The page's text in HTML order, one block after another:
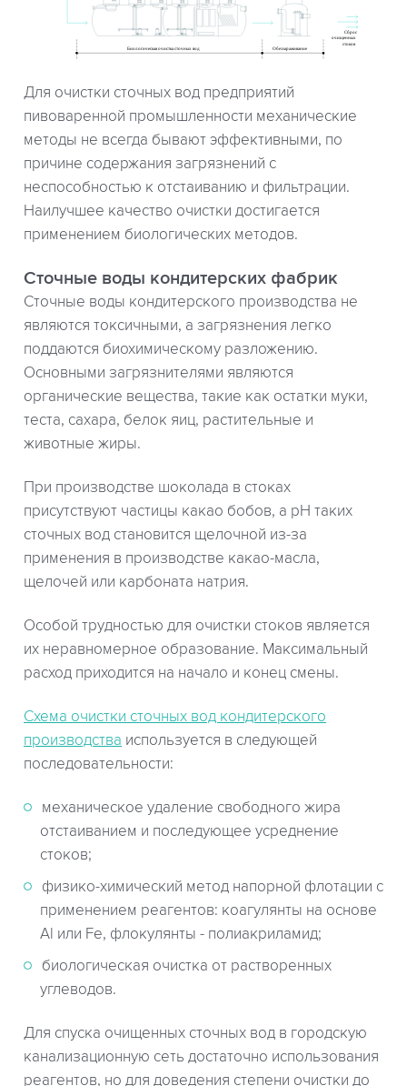
Для очистки сточных вод предприятий
пивоваренной промышленности механические
методы не всегда бывают эффективными, по
причине содержания загрязнений с
неспособностью к отстаиванию и фильтрации.
Наилучшее качество очистки достигается
применением биологических методов.
Сточные воды кондитерских фабрик
Сточные воды кондитерского производства не
являются токсичными, а загрязнения легко
поддаются биохимическому разложению.
Основными загрязнителями являются
органические вещества, такие как остатки муки,
теста, сахара, белок яиц, растительные и
животные жиры.
При производстве шоколада в стоках
присутствуют частицы какао бобов, а рН таких
сточных вод становится щелочной из-за
применения в производстве какао-масла,
щелочей или карбоната натрия.
Особой трудностью для очистки стоков является
их неравномерное образование. Максимальный
расход приходится на начало и конец смены.
Схема очистки сточных вод кондитерского
производства используется в следующей
последовательности:
механическое удаление свободного жира
отстаиванием и последующее усреднение
стоков;
физико-химический метод напорной флотации с
применением реагентов: коагулянты на основе
Al или Fe, флокулянты - полиакриламид;
биологическая очистка от растворенных
углеводов.
Для спуска очищенных сточных вод в городскую
канализационную сеть достаточно использования
реагентов, но для доведения степени очистки до